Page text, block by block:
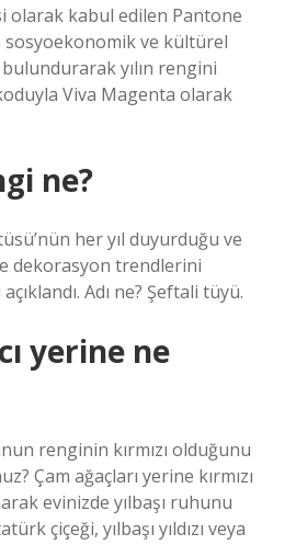
olarak kabul edilen Pantone
sosyoekonomik ve kültürel
yılın rengini
Viva Magenta olarak
ne?
her yıl duyurduğu ve
dekorasyon trendlerini
Adı ne? Şeftali tüyü.
yerine ne
renginin kırmızı olduğunu
Çam ağaçları yerine kırmızı
evinizde yılbaşı ruhunu
çiçeği, yılbaşı yıldızı veya